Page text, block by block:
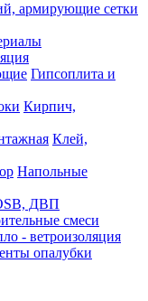
армирующие сетки
Гипсоплита и
Кирпич,
Клей,
Напольные
ДВП
смеси
- ветроизоляция
опалубки